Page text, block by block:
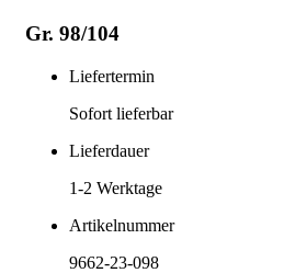
Gr. 98/104
Liefertermin
Sofort lieferbar
Lieferdauer
1-2 Werktage
Artikelnummer
9662-23-098